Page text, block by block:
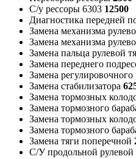
С/у рессоры 6303 12500
Диагностика передней
Замена механизма
Замена механизма
Замена пальца рулевой
Замена переднего
Замена регулировочного
Замена стабилизатора
Замена тормозных
Замена тормозного
Замена тормозных
Замена тормозного
Замена тяги поперечной
С/У продольной рулевой